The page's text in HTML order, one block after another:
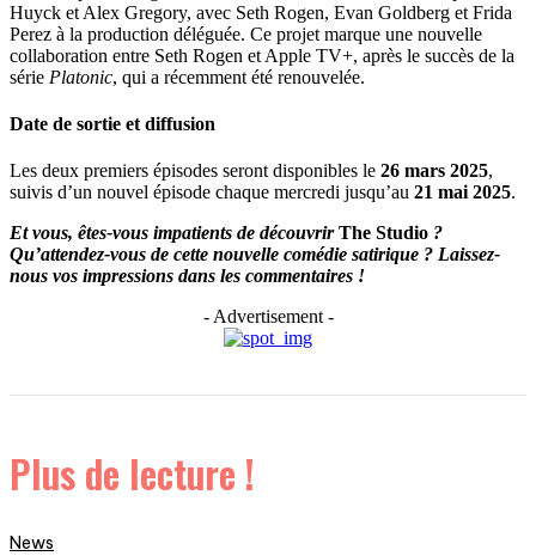
Huyck et Alex Gregory, avec Seth Rogen, Evan Goldberg et Frida
Perez à la production déléguée. Ce projet marque une nouvelle
collaboration entre Seth Rogen et Apple TV+, après le succès de la
série Platonic, qui a récemment été renouvelée.
Date de sortie et diffusion
Les deux premiers épisodes seront disponibles le 26 mars 2025,
suivis d’un nouvel épisode chaque mercredi jusqu’au 21 mai 2025.
Et vous, êtes-vous impatients de découvrirThe Studio ?
Qu’attendez-vous de cette nouvelle comédie satirique ? Laissez-
nous vos impressions dans les commentaires !
- Advertisement -
Plus de lecture !
News